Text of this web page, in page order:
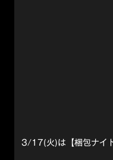
3/17(火)は【梱包ナイ